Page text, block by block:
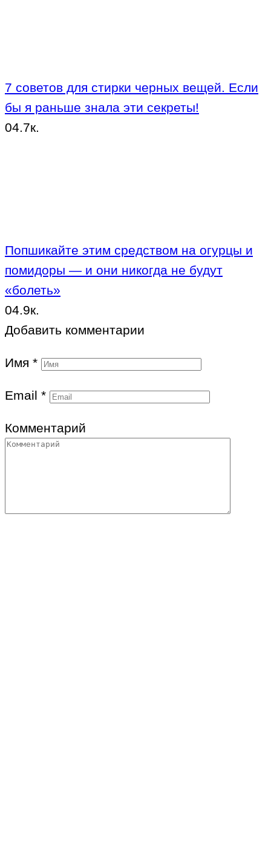
7 советов для стирки черных вещей. Если
бы я раньше знала эти секреты!
04.7к.
Попшикайте этим средством на огурцы и
помидоры — и они никогда не будут
«болеть»
04.9к.
Добавить комментарии
Имя *
Email *
Комментарий